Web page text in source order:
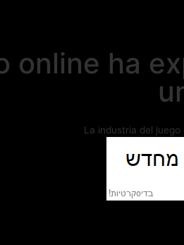
online ha
La industria del